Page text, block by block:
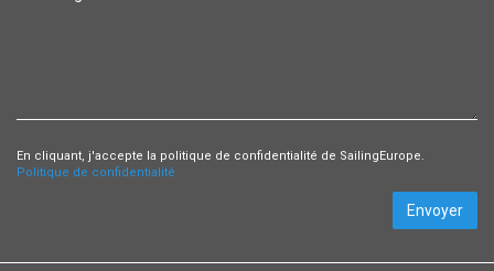
En cliquant, j'accepte la politique de confidentialité de SailingEurope.
Politique de confidentialité
Envoyer